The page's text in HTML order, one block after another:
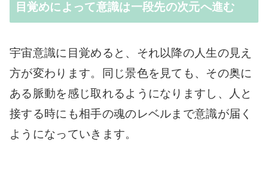
目覚めによって意識は一段先の次元へ進む
宇宙意識に目覚めると、それ以降の人生の見え
方が変わります。同じ景色を見ても、その奥に
ある脈動を感じ取れるようになりますし、人と
接する時にも相手の魂のレベルまで意識が届く
ようになっていきます。